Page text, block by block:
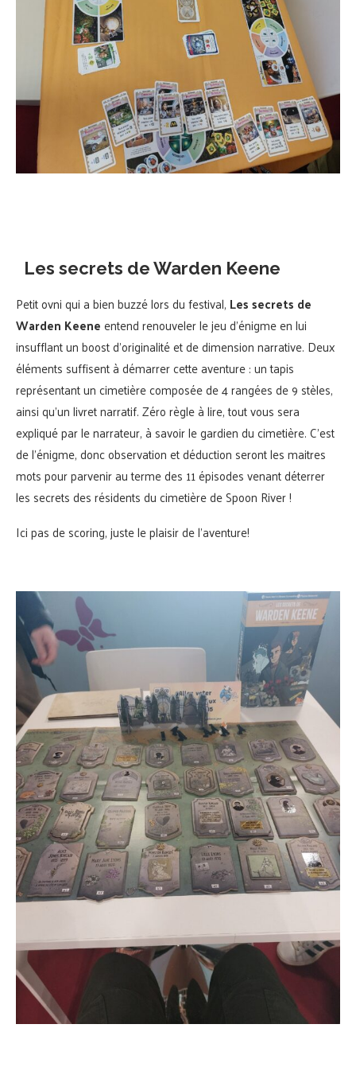
Les secrets de Warden Keene
Petit ovni qui a bien buzzé lors du festival, Les secrets de
Warden Keeneentend renouveler le jeu d’énigme en lui
insufflant un boost d’originalité et de dimension narrative. Deux
éléments suffisent à démarrer cette aventure : un tapis
représentant un cimetière composée de 4 rangées de 9 stèles,
ainsi qu’un livret narratif. Zéro règle à lire, tout vous sera
expliqué par le narrateur, à savoir le gardien du cimetière. C’est
de l’énigme, donc observation et déduction seront les maitres
mots pour parvenir au terme des 11 épisodes venant déterrer
les secrets des résidents du cimetière de Spoon River !
Ici pas de scoring, juste le plaisir de l’aventure!